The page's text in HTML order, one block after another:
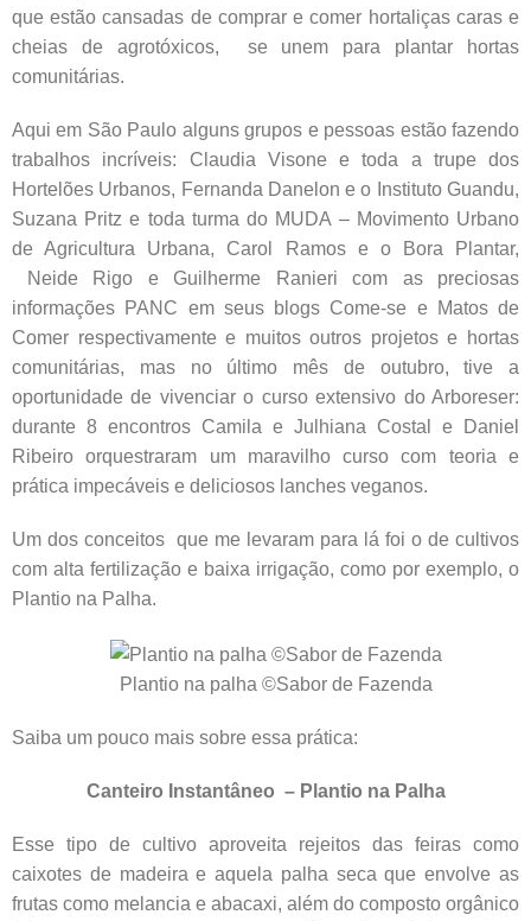
que estão cansadas de comprar e comer hortaliças caras e
cheias de agrotóxicos, se unem para plantar hortas
comunitárias.
Aqui em São Paulo alguns grupos e pessoas estão fazendo
trabalhos incríveis: Claudia Visone e toda a trupe dos
Hortelões Urbanos, Fernanda Danelon e o Instituto Guandu,
Suzana Pritz e toda turma do MUDA – Movimento Urbano
de Agricultura Urbana, Carol Ramos e o Bora Plantar,
Neide Rigo e Guilherme Ranieri com as preciosas
informações PANC em seus blogs Come-se e Matos de
Comer respectivamente e muitos outros projetos e hortas
comunitárias, mas no último mês de outubro, tive a
oportunidade de vivenciar o curso extensivo do Arboreser:
durante 8 encontros Camila e Julhiana Costal e Daniel
Ribeiro orquestraram um maravilho curso com teoria e
prática impecáveis e deliciosos lanches veganos.
Um dos conceitos que me levaram para lá foi o de cultivos
com alta fertilização e baixa irrigação, como por exemplo, o
Plantio na Palha.
Plantio na palha ©Sabor de Fazenda
Saiba um pouco mais sobre essa prática:
Canteiro Instantâneo – Plantio na Palha
Esse tipo de cultivo aproveita rejeitos das feiras como
caixotes de madeira e aquela palha seca que envolve as
frutas como melancia e abacaxi, além do composto orgânico